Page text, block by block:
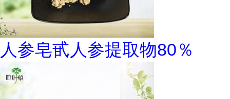
人参皂甙人参提取物80％